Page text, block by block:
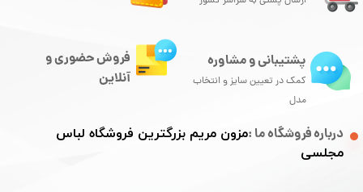
درباره فروشگاه ما :مزون مریم بزرگترین فروشگاه لباس
مجلسی
پشتیبانی و مشاوره
کمک در تعیین سایز و انتخاب
مدل
فروش حضوری و
آنلاین